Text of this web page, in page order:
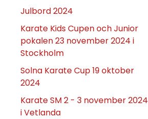
Julbord 2024
Karate Kids Cupen och Junior
pokalen 23 november 2024 i
Stockholm
Solna Karate Cup 19 oktober
2024
Karate SM 2 - 3 november 2024
i Vetlanda